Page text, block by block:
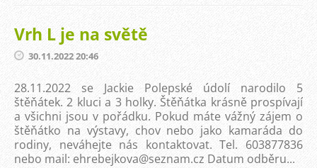
Vrh L je na světě
30.11.2022 20:46
28.11.2022 se Jackie Polepské údolí narodilo 5
štěňátek. 2 kluci a 3 holky. Štěňátka krásně prospívají
a všichni jsou v pořádku. Pokud máte vážný zájem o
štěňátko na výstavy, chov nebo jako kamaráda do
rodiny, neváhejte nás kontaktovat. Tel. 603877836
nebo mail: ehrebejkova@seznam.cz Datum odběru...